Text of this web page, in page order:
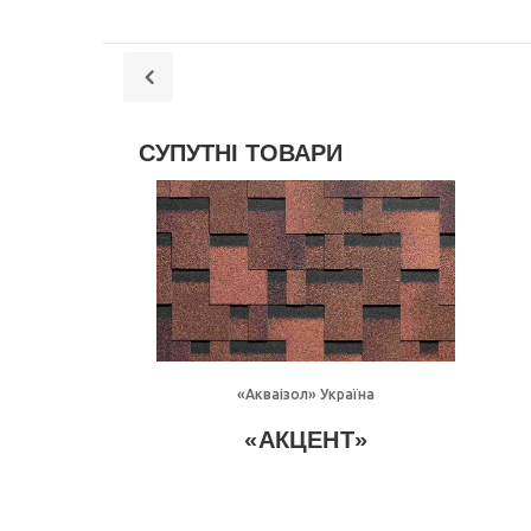
СУПУТНІ ТОВАРИ
Детально
«Акваізол» Україна
«АКЦЕНТ»